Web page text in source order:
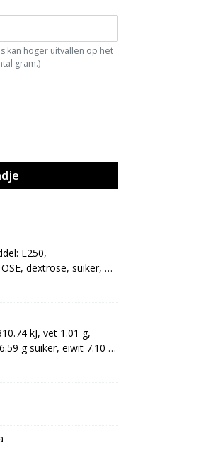
kan hoger uitvallen op het
gram.)
E250,
dextrose, suiker,
E252, antioxidant:
suiker,
zout, knoflook,
varkensvlees 30%
kJ, vet 1.01 g,
g suiker, eiwit 7.10 g,